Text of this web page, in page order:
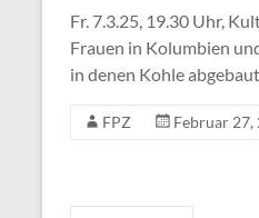
Fr. 7.3.25, 19.30 Uhr,
Frauen in Kolumbien
in denen Kohle
FPZ Februar 27,